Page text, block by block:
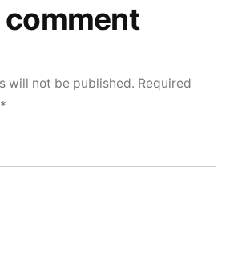
comment
will not be published. Required
*